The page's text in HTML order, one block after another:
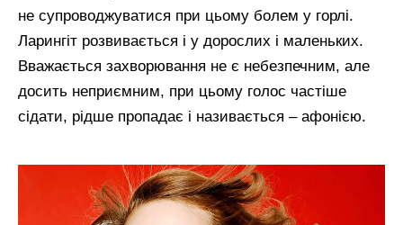
не супроводжуватися при цьому болем у горлі.
Ларингіт розвивається і у дорослих і маленьких.
Вважається захворювання не є небезпечним, але
досить неприємним, при цьому голос частіше
сідати, рідше пропадає і називається – афонією.